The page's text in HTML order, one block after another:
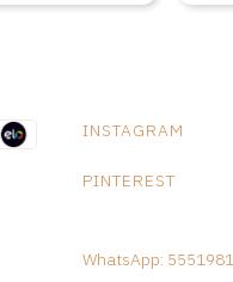
INSTAGRAM
PINTEREST
WhatsApp: